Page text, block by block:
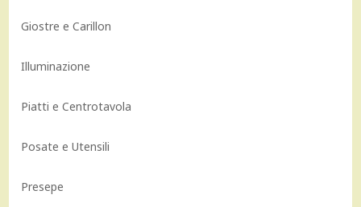
Giostre e Carillon
Illuminazione
Piatti e Centrotavola
Posate e Utensili
Presepe